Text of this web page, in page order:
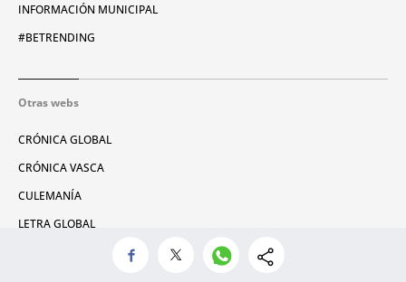
INFORMACIÓN MUNICIPAL
#BETRENDING
Otras webs
CRÓNICA GLOBAL
CRÓNICA VASCA
CULEMANÍA
LETRA GLOBAL